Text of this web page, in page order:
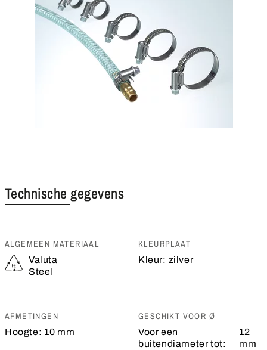
Technische gegevens
ALGEMEEN MATERIAAL
Valuta
Steel
KLEURPLAAT
Kleur: zilver
AFMETINGEN
Hoogte: 10 mm
GESCHIKT VOOR Ø
Voor een
buitendiameter tot:
12
mm